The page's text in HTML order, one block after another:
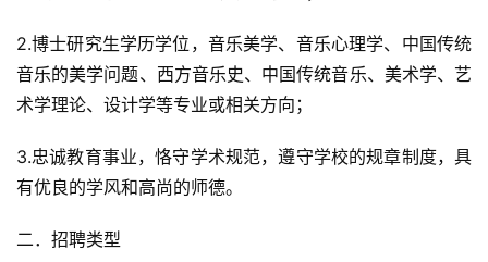
2.博士研究生学历学位，音乐美学、音乐心理学、中国传统
音乐的美学问题、西方音乐史、中国传统音乐、美术学、艺
术学理论、设计学等专业或相关方向；
3.忠诚教育事业，恪守学术规范，遵守学校的规章制度，具
有优良的学风和高尚的师德。
二．招聘类型